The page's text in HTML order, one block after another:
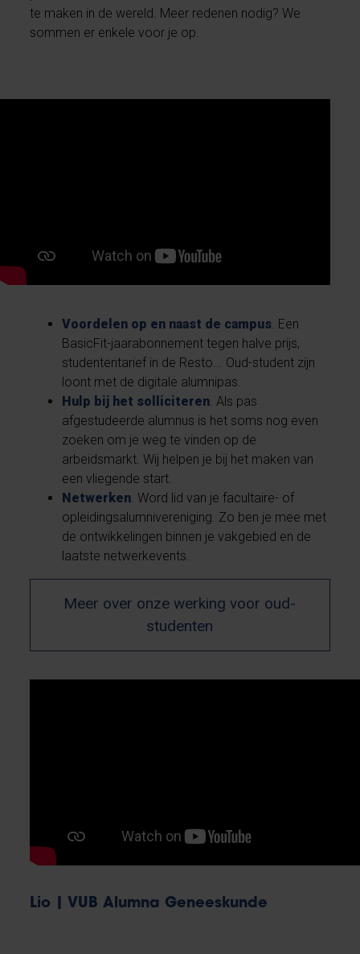
te maken in de wereld. Meer redenen nodig? We
sommen er enkele voor je op.
Voordelen op en naast de campus. Een
BasicFit-jaarabonnement tegen halve prijs,
studententarief in de Resto... Oud-student zijn
loont met de digitale alumnipas.
Hulp bij het solliciteren. Als pas
afgestudeerde alumnus is het soms nog even
zoeken om je weg te vinden op de
arbeidsmarkt. Wij helpen je bij het maken van
een vliegende start.
Netwerken. Word lid van je facultaire- of
opleidingsalumnivereniging. Zo ben je mee met
de ontwikkelingen binnen je vakgebied en de
laatste netwerkevents.
Meer over onze werking voor oud-
studenten
Lio | VUB Alumna Geneeskunde